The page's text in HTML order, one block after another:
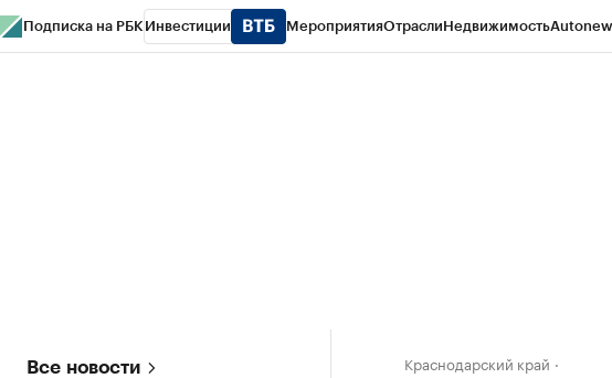
Подписка на РБК Инвестиции МероприятияОтраслиНедвижимость
Все новости Краснодарский край